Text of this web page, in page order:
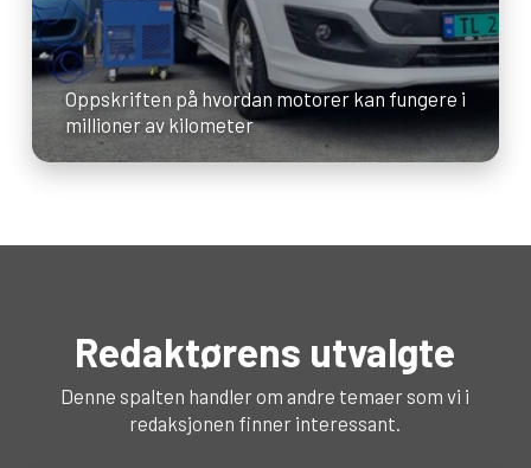
Oppskriften på hvordan motorer kan fungere i
millioner av kilometer
Redaktørens utvalgte
Denne spalten handler om andre temaer som vi i
redaksjonen finner interessant.